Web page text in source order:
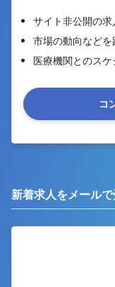
サイト非公開の
市場の動向など
医療機関とのス
コ
新着求人をメール